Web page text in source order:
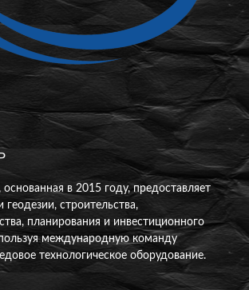
в 2015 году, предоставляет
геодезии, строительства,
планирования и инвестиционного
международную команду
технологическое оборудование.